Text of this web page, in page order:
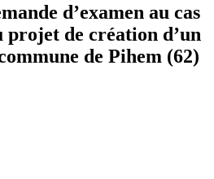
d’examen au cas
de création d’un
de Pihem (62)